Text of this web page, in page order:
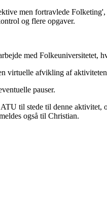
men fortravlede
og flere opgaver.
med Folkeuniversitetet,
virtuelle afvikling af
pauser.
til stede til denne aktivitet,
også til Christian.